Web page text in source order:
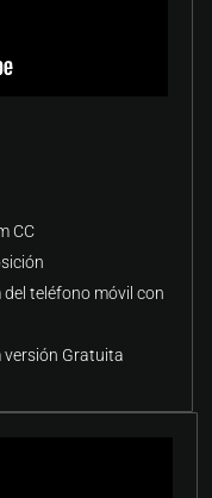
CC
teléfono móvil con
Gratuita